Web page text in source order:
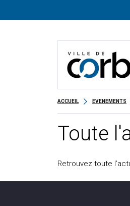
ACCUEIL EVENEMENTS
Toute
Retrouvez toute